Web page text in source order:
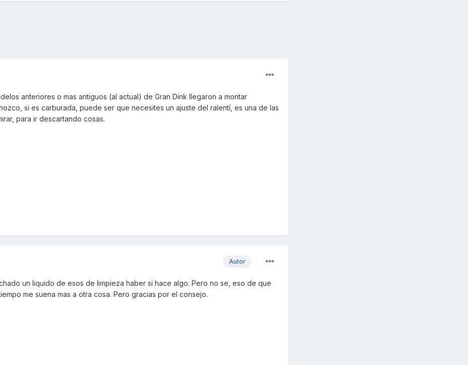
anteriores o mas antiguos (al actual) de Gran Dink llegaron a montar
si es carburada, puede ser que necesites un ajuste del ralentí, es una de las
para ir descartando cosas.
Autor
un liquido de esos de limpieza haber si hace algo. Pero no se, eso de que
me suena mas a otra cosa. Pero gracias por el consejo.